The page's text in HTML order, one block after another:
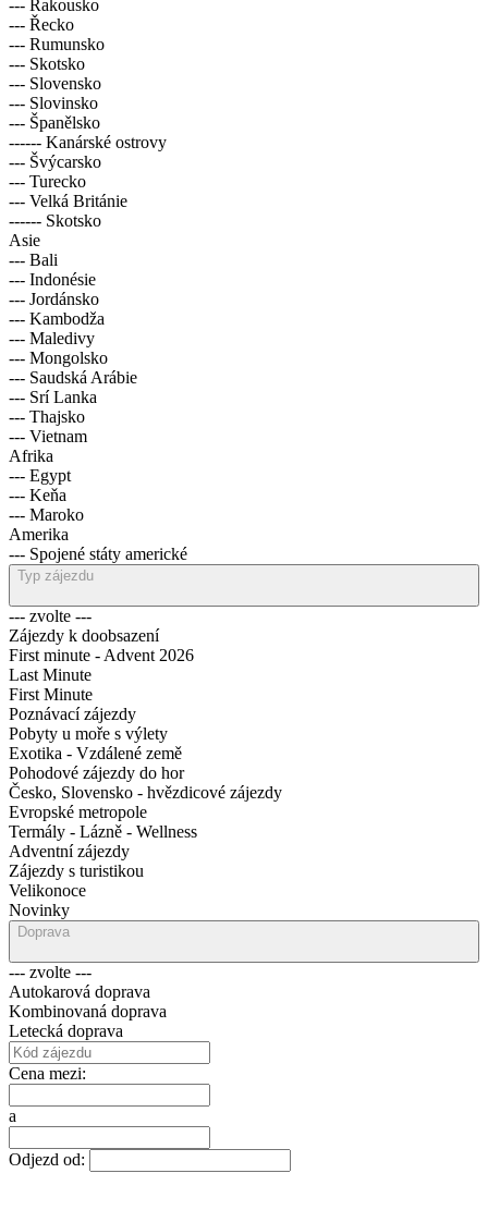
--- Rakousko
--- Řecko
--- Rumunsko
--- Skotsko
--- Slovensko
--- Slovinsko
--- Španělsko
------ Kanárské ostrovy
--- Švýcarsko
--- Turecko
--- Velká Británie
------ Skotsko
Asie
--- Bali
--- Indonésie
--- Jordánsko
--- Kambodža
--- Maledivy
--- Mongolsko
--- Saudská Arábie
--- Srí Lanka
--- Thajsko
--- Vietnam
Afrika
--- Egypt
--- Keňa
--- Maroko
Amerika
--- Spojené státy americké
Typ zájezdu
--- zvolte ---
Zájezdy k doobsazení
First minute - Advent 2026
Last Minute
First Minute
Poznávací zájezdy
Pobyty u moře s výlety
Exotika - Vzdálené země
Pohodové zájezdy do hor
Česko, Slovensko - hvězdicové zájezdy
Evropské metropole
Termály - Lázně - Wellness
Adventní zájezdy
Zájezdy s turistikou
Velikonoce
Novinky
Doprava
--- zvolte ---
Autokarová doprava
Kombinovaná doprava
Letecká doprava
Cena mezi:
a
Odjezd od: